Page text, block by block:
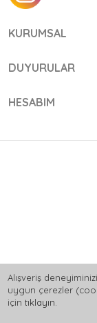
KURUMSAL
DUYURULAR
HESABIM
Alışveriş
uygun çerezler
için tıklayın